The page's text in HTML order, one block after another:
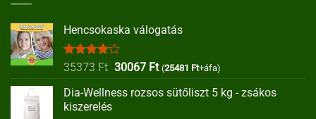
Hencsokaska válogatás
Értékelés:
35373Ft Original
was:
30067 FtCurrent
is:
(25481 Ft+áfa)
Dia-Wellness rozsos sütőliszt 5 kg - zsákos
kiszerelés